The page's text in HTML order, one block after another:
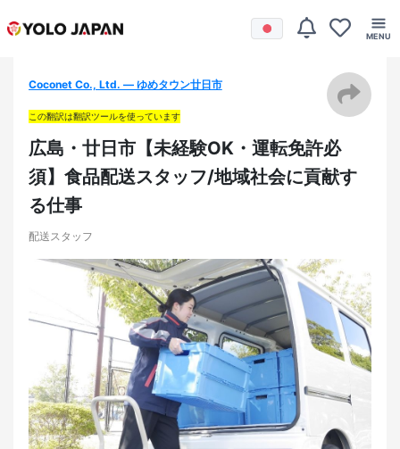
Coconet Co., Ltd. — ゆめタウン廿日市
この翻訳は翻訳ツールを使っています
広島・廿日市【未経験OK・運転免許必
須】食品配送スタッフ/地域社会に貢献す
る仕事
配送スタッフ